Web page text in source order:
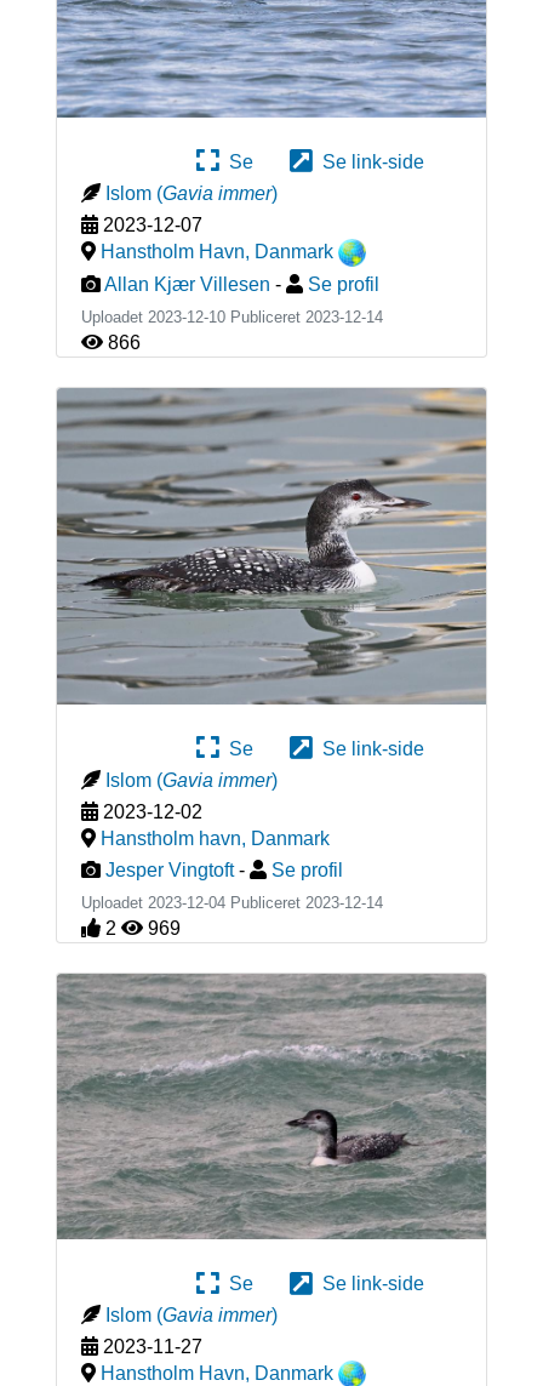
Se
Se link-side
Islom (Gavia immer)
2023-12-07
Hanstholm Havn, Danmark
Allan Kjær Villesen - Se profil
Uploadet 2023-12-10 Publiceret 2023-12-14
866
Se
Se link-side
Islom (Gavia immer)
2023-12-02
Hanstholm havn, Danmark
Jesper Vingtoft - Se profil
Uploadet 2023-12-04 Publiceret 2023-12-14
2 969
Se
Se link-side
Islom (Gavia immer)
2023-11-27
Hanstholm Havn, Danmark